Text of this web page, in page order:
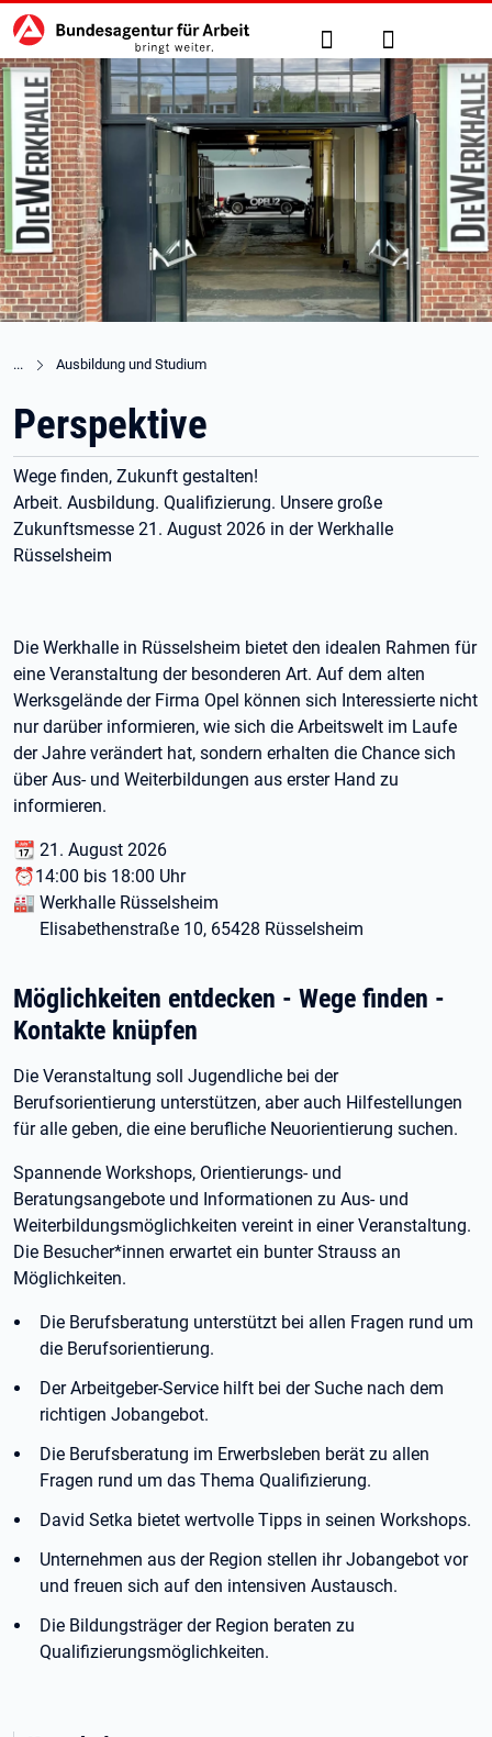
zu den Hauptinhalten springen
Hauptnavigation Suche Anmelden
Ausbildung und Studium
Perspektive
Wege finden, Zukunft gestalten!
Arbeit. Ausbildung. Qualifizierung. Unsere große
Zukunftsmesse 21. August 2026 in der Werkhalle
Rüsselsheim
Die Werkhalle in Rüsselsheim bietet den idealen Rahmen für
eine Veranstaltung der besonderen Art. Auf dem alten
Werksgelände der Firma Opel können sich Interessierte nicht
nur darüber informieren, wie sich die Arbeitswelt im Laufe
der Jahre verändert hat, sondern erhalten die Chance sich
über Aus- und Weiterbildungen aus erster Hand zu
informieren.
📆 21. August 2026
⏰14:00 bis 18:00 Uhr
🏭 Werkhalle Rüsselsheim
Elisabethenstraße 10, 65428 Rüsselsheim
Möglichkeiten entdecken - Wege finden -
Kontakte knüpfen
Die Veranstaltung soll Jugendliche bei der
Berufsorientierung unterstützen, aber auch Hilfestellungen
für alle geben, die eine berufliche Neuorientierung suchen.
Spannende Workshops, Orientierungs- und
Beratungsangebote und Informationen zu Aus- und
Weiterbildungsmöglichkeiten vereint in einer Veranstaltung.
Die Besucher*innen erwartet ein bunter Strauss an
Möglichkeiten.
Die Berufsberatung unterstützt bei allen Fragen rund um
die Berufsorientierung.
Der Arbeitgeber-Service hilft bei der Suche nach dem
richtigen Jobangebot.
Die Berufsberatung im Erwerbsleben berät zu allen
Fragen rund um das Thema Qualifizierung.
David Setka bietet wertvolle Tipps in seinen Workshops.
Unternehmen aus der Region stellen ihr Jobangebot vor
und freuen sich auf den intensiven Austausch.
Die Bildungsträger der Region beraten zu
Qualifizierungsmöglichkeiten.